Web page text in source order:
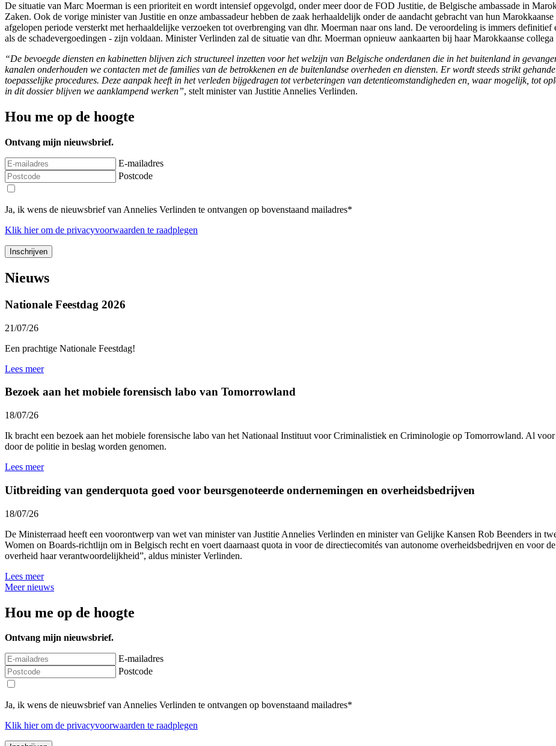
De situatie van Marc Moerman is een prioriteit en wordt intensief opgevolgd, onder meer door de FOD Justitie, de Belgische ambassade in
Zaken. Ook de vorige minister van Justitie en onze ambassadeur hebben de zaak herhaaldelijk onder de aandacht gebracht van hun
afgelopen periode versterkt met herhaaldelijke verzoeken tot overbrenging van dhr. Moerman naar ons land. De veroordeling is immers
als de schadevergoedingen - zijn voldaan. Minister Verlinden zal de situatie van dhr. Moerman opnieuw aankaarten bij haar Marokkaanse
“De bevoegde diensten en kabinetten blijven zich structureel inzetten voor het welzijn van Belgische onderdanen die in het buitenland in
kanalen onderhouden we contacten met de families van de betrokkenen en de buitenlandse overheden en diensten. Er wordt steeds strikt
toepasselijke procedures. Deze aanpak heeft in het verleden bijgedragen tot verbeteringen van detentieomstandigheden en, waar mogelijk, tot
in dit dossier blijven we aanklampend werken”, stelt minister van Justitie Annelies Verlinden.
Hou me op de hoogte
Ontvang mijn nieuwsbrief.
E-mailadres
Postcode
Ja, ik wens de nieuwsbrief van Annelies Verlinden te ontvangen op bovenstaand mailadres*
Klik hierom de privacyvoorwaarden te raadplegen
Nieuws
Nationale Feestdag 2026
21/07/26
Een prachtige Nationale Feestdag!
Lees meer
Bezoek aan het mobiele forensisch labo van Tomorrowland
18/07/26
Ik bracht een bezoek aan het mobiele forensische labo van het Nationaal Instituut voor Criminalistiek en Criminologie op Tomorrowland. Al voor
door de politie in beslag worden genomen.
Lees meer
Uitbreiding van genderquota goed voor beursgenoteerde ondernemingen en overheidsbedrijven
18/07/26
De Ministerraad heeft een voorontwerp van wet van minister van Justitie Annelies Verlinden en minister van Gelijke Kansen Rob Beenders in
Women on Boards-richtlijn om in Belgisch recht en voert daarnaast quota in voor de directiecomités van autonome overheidsbedrijven en voor
overheid haar verantwoordelijkheid”, aldus minister Verlinden.
Lees meer
Meer nieuws
Hou me op de hoogte
Ontvang mijn nieuwsbrief.
E-mailadres
Postcode
Ja, ik wens de nieuwsbrief van Annelies Verlinden te ontvangen op bovenstaand mailadres*
Klik hierom de privacyvoorwaarden te raadplegen